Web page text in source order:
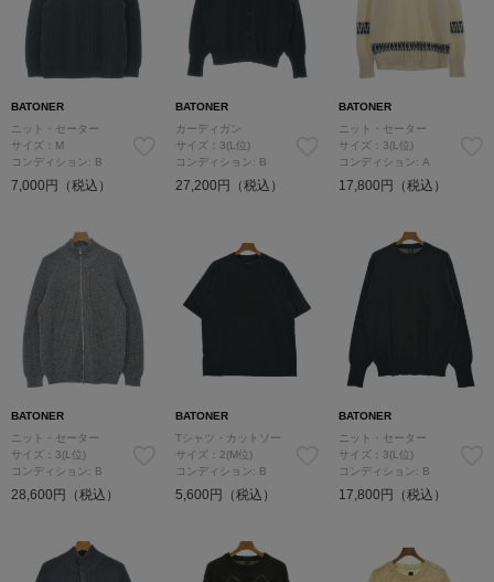
BATONER
ニット・セーター
サイズ：M
コンディション: B
7,000円（税込）
BATONER
カーディガン
サイズ：3(L位)
コンディション: B
27,200円（税込）
BATONER
ニット・セーター
サイズ：3(L位)
コンディション: A
17,800円（税込）
BATONER
ニット・セーター
サイズ：3(L位)
コンディション: B
28,600円（税込）
BATONER
Tシャツ・カットソー
サイズ：2(M位)
コンディション: B
5,600円（税込）
BATONER
ニット・セーター
サイズ：3(L位)
コンディション: B
17,800円（税込）